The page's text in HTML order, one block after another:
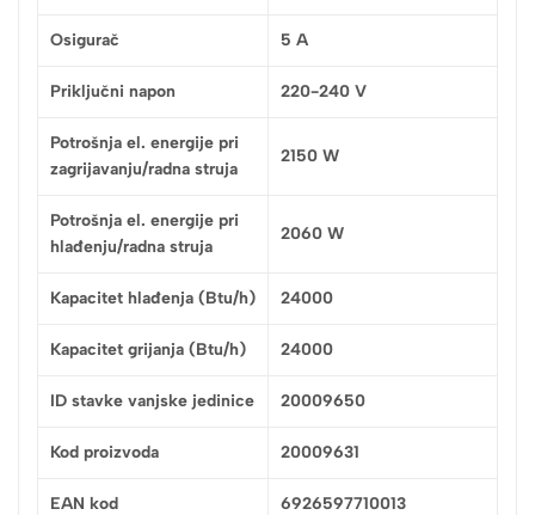
Osigurač 5 A
Priključni napon 220-240 V
Potrošnja el. energije pri
zagrijavanju/radna struja
2150 W
Potrošnja el. energije pri
hlađenju/radna struja
2060 W
Kapacitet hlađenja (Btu/h) 24000
Kapacitet grijanja (Btu/h) 24000
ID stavke vanjske jedinice 20009650
Kod proizvoda 20009631
EAN kod 6926597710013